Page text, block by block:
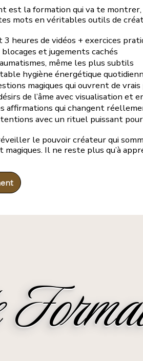
est la formation qui va te montrer,
mots en véritables outils de
3 heures de vidéos + exercices
et jugements cachés
même les plus subtils
hygiène énergétique
magiques qui ouvrent de
de l’âme avec visualisation et
affirmations qui changent
avec un rituel puissant
le pouvoir créateur qui
magiques. Il ne reste plus qu’à